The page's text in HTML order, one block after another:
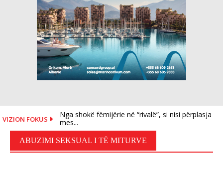
VIZION FOKUS
Nga shokë fëmijërie në “rivalë”, si nisi përplasja
mes...
ABUZIMI SEKSUAL I TË MITURVE